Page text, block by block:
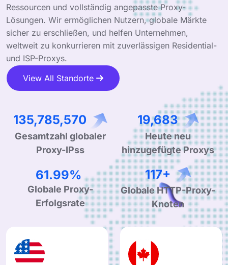
Ressourcen und vollständig angepasste Proxy-
Lösungen. Wir ermöglichen Nutzern, globale Märkte
sicher zu erschließen, und helfen Unternehmen,
weltweit zu konkurrieren mit zuverlässigen Residential-
und ISP-Proxys.
View All Standorte
213,806,008
Gesamtzahl globaler
Proxy-IPss
30,993
Heute neu
hinzugefügte Proxys
97.61%
Globale Proxy-
Erfolgsrate
184+
Globale HTTP-Proxy-
Knoten